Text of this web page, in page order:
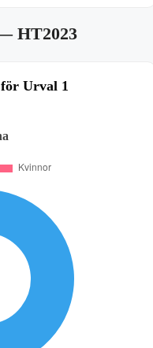
HT2023
Urval 1